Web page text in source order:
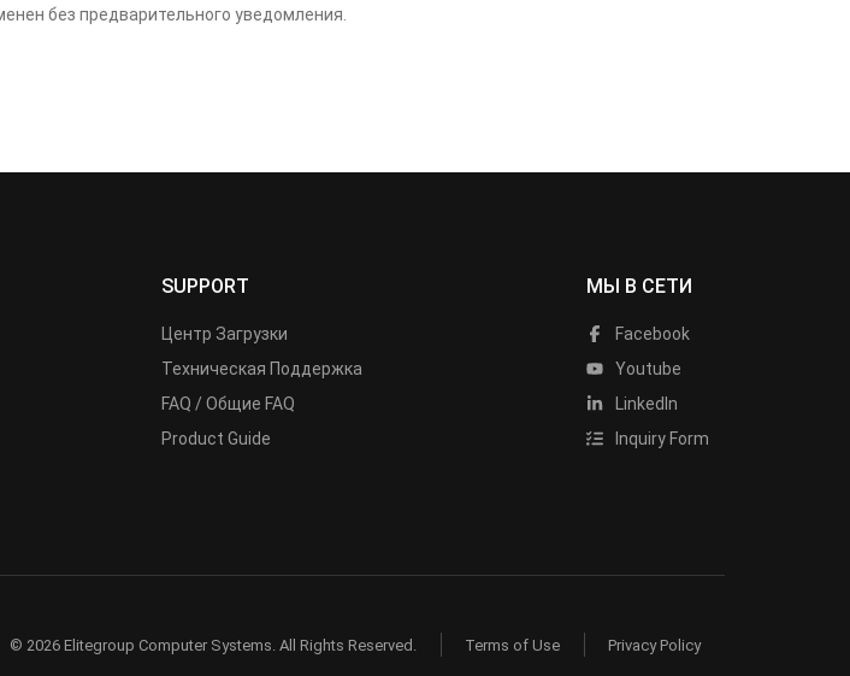
без предварительного уведомления.
SUPPORT
Центр Загрузки
Техническая Поддержка
FAQ / Общие FAQ
Product Guide
МЫ В СЕТИ
Facebook
Youtube
LinkedIn
Inquiry Form
© 2026 Elitegroup Computer Systems. All Rights Reserved. Terms of Use Privacy Policy